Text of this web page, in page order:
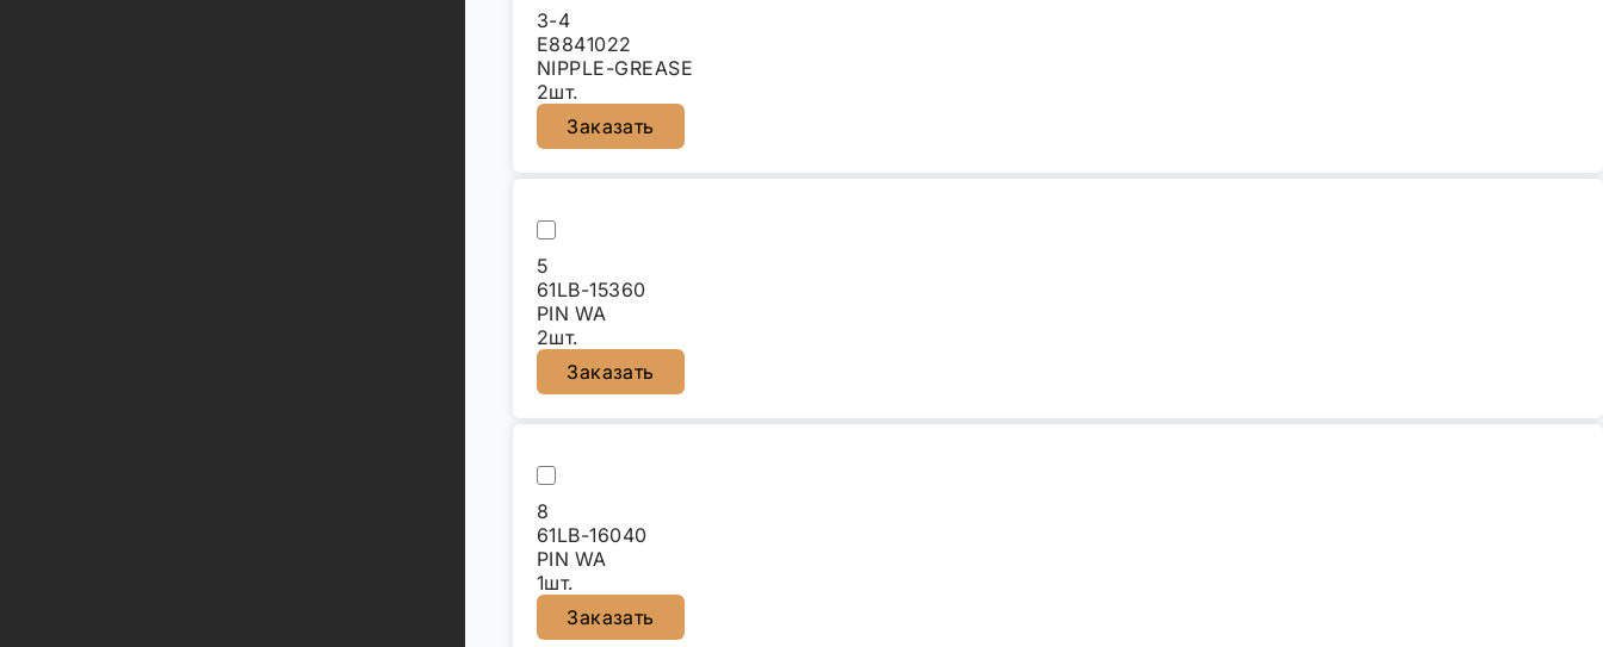
3-4
E8841022
NIPPLE-GREASE
2шт.
Заказать
5
61LB-15360
PIN WA
2шт.
Заказать
8
61LB-16040
PIN WA
1шт.
Заказать